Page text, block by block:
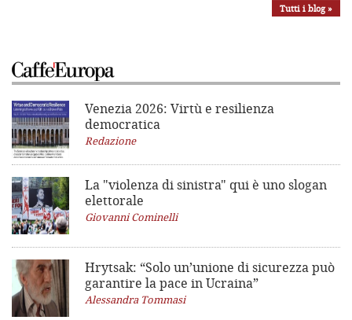
Tutti i blog »
Venezia 2026: Virtù e resilienza
democratica
Redazione
La "violenza di sinistra" qui è uno slogan
elettorale
Giovanni Cominelli
Hrytsak: “Solo un’unione di sicurezza può
garantire la pace in Ucraina”
Alessandra Tommasi